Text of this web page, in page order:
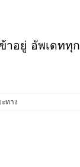
าอยู่ อัพเดททุก